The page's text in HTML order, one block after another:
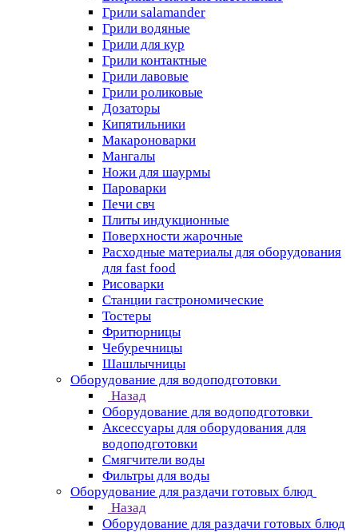
Грили salamander
Грили водяные
Грили для кур
Грили контактные
Грили лавовые
Грили роликовые
Дозаторы
Кипятильники
Макароноварки
Мангалы
Ножи для шаурмы
Пароварки
Печи свч
Плиты индукционные
Поверхности жарочные
Расходные материалы для оборудования
для fast food
Рисоварки
Станции гастрономические
Тостеры
Фритюрницы
Чебуречницы
Шашлычницы
Оборудование для водоподготовки
Назад
Оборудование для водоподготовки
Аксессуары для оборудования для
водоподготовки
Смягчители воды
Фильтры для воды
Оборудование для раздачи готовых блюд
Назад
Оборудование для раздачи готовых блюд